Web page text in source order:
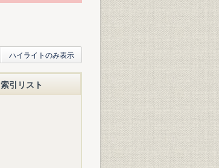
ハイライトのみ表示
索引リスト